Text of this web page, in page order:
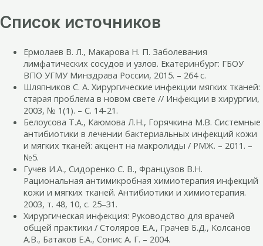
Список источников
Ермолаев В. Л., Макарова Н. П. Заболевания
лимфатических сосудов и узлов. Екатеринбург: ГБОУ
ВПО УГМУ Минздрава России, 2015. – 264 с.
Шляпников С. А. Хирургические инфекции мягких тканей:
старая проблема в новом свете // Инфекции в хирургии,
2003, № 1(1). – С. 14-21.
Белоусова Т.А., Каюмова Л.Н., Горячкина М.В. Системные
антибиотики в лечении бактериальных инфекций кожи
и мягких тканей: акцент на макролиды / РМЖ. – 2011. –
№5.
Гучев И.А., Сидоренко С. В., Французов В.Н.
Рациональная антимикробная химиотерапия инфекций
кожи и мягких тканей. Антибиотики и химиотерапия.
2003, т. 48, 10, с. 25–31.
Хирургическая инфекция: Руководство для врачей
общей практики / Столяров Е.А., Грачев Б.Д., Колсанов
А.В., Батаков Е.А., Сонис А. Г. – 2004.